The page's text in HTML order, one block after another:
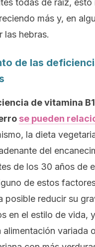
todas de raíz, esto
más y, en
las hebras.
de las
de vitamina
se pueden
la dieta
del
de los 30 años de
de estos
posible reducir su
en el estilo de vida,
alimentación variada